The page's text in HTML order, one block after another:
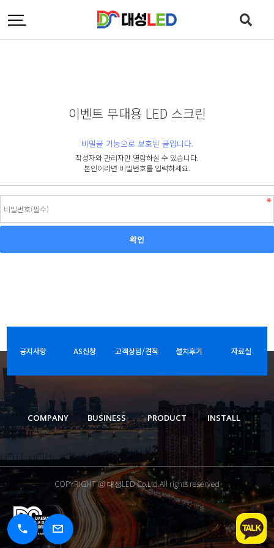
이벤트 무대용 LED 스크린
비밀글 기능으로 보호된 글입니다.
작성자와 관리자만 열람하실 수 있습니다.
본인이라면 비밀번호를 입력하세요.
공지사항 AS신청 고객상담/견적 설치후기 자료실
COMPANY BUSINESS PRODUCT INSTALL
COPYRIGHT ⓒ 대성LED Co.Ltd.All rights reserved